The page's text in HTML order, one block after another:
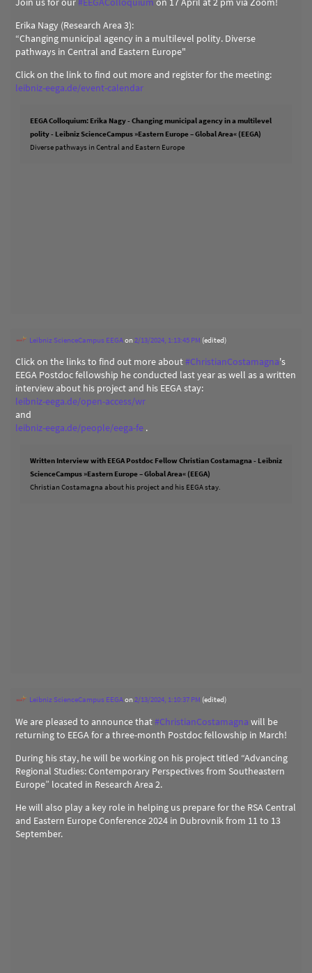
Erika Nagy (Research Area 3):
“Changing municipal agency in a multilevel polity. Diverse
pathways in Central and Eastern Europe"
Click on the link to find out more and register for the meeting:
leibniz-eega.de/event-calendar
EEGA Colloquium: Erika Nagy - Changing municipal agency in a multilevel
polity - Leibniz ScienceCampus »Eastern Europe – Global Area« (EEGA)
Diverse pathways in Central and Eastern Europe
Leibniz ScienceCampus EEGAon2/13/2024, 1:13:45 PM (edited)
Click on the links to find out more about#ChristianCostamagna's
EEGA Postdoc fellowship he conducted last year as well as a written
interview about his project and his EEGA stay:
leibniz-eega.de/open-access/wr
and
leibniz-eega.de/people/eega-fe .
Written Interview with EEGA Postdoc Fellow Christian Costamagna - Leibniz
ScienceCampus »Eastern Europe – Global Area« (EEGA)
Christian Costamagna about his project and his EEGA stay.
Leibniz ScienceCampus EEGAon2/13/2024, 1:10:37 PM (edited)
We are pleased to announce that#ChristianCostamagna will be
returning to EEGA for a three-month Postdoc fellowship in March!
During his stay, he will be working on his project titled “Advancing
Regional Studies: Contemporary Perspectives from Southeastern
Europe” located in Research Area 2.
He will also play a key role in helping us prepare for the RSA Central
and Eastern Europe Conference 2024 in Dubrovnik from 11 to 13
September.